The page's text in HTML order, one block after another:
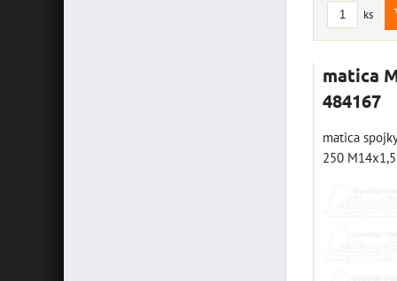
ks
matica
484167
matica
250